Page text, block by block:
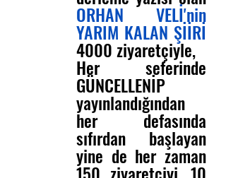
ORHAN VELİ'nin
YARIM KALAN ŞİİRİ
4000 ziyaretçiyle,
Her seferinde
GÜNCELLENİP
yayınlandığından
her defasında
sıfırdan başlayan
yine de her zaman
150 ziyaretçiyi, 10